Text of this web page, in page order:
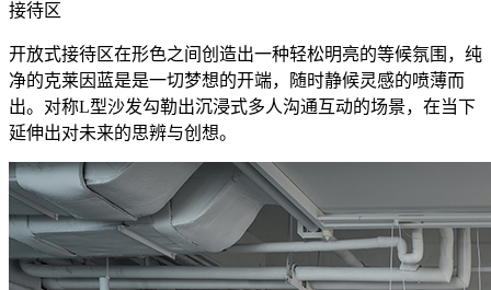
接待区
开放式接待区在形色之间创造出一种轻松明亮的等候氛围，纯
净的克莱因蓝是是一切梦想的开端，随时静候灵感的喷薄而
出。对称L型沙发勾勒出沉浸式多人沟通互动的场景，在当下
延伸出对未来的思辨与创想。